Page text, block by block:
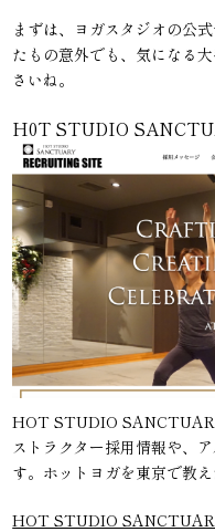
まずは、ヨガスタジオの公
たもの意外でも、気になる
さいね。
H0T STUDIO
HOT STUDIO
ストラクター採用情報や、
す。ホットヨガを東京で教
HOT STUDIO